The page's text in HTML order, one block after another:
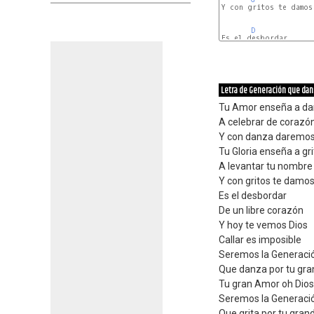
Y con gritos te
D
Es el desbordar
Letra de Generación que
Tu Amor enseña a
A celebrar de
Y con danza
Tu Gloria enseña a
A levantar tu nombre
Y con gritos te
Es el desbordar
De un libre corazón
Y hoy te vemos Dios
Callar es imposible
Seremos la
Que danza por tu
Tu gran Amor oh Dios
Seremos la